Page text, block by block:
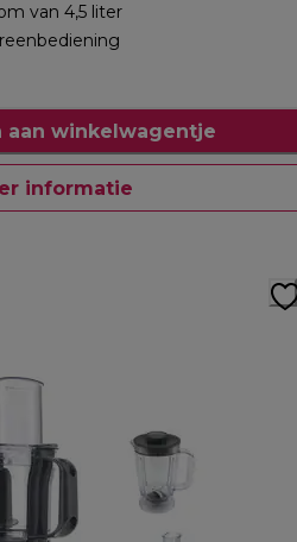
van 4,5 liter
aan winkelwagentje
informatie